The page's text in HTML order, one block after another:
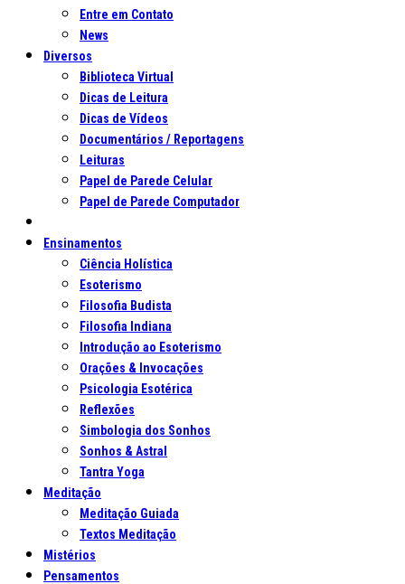
Entre em Contato
News
Diversos
Biblioteca Virtual
Dicas de Leitura
Dicas de Vídeos
Documentários / Reportagens
Leituras
Papel de Parede Celular
Papel de Parede Computador
Ensinamentos
Ciência Holística
Esoterismo
Filosofia Budista
Filosofia Indiana
Introdução ao Esoterismo
Orações & Invocações
Psicologia Esotérica
Reflexões
Simbologia dos Sonhos
Sonhos & Astral
Tantra Yoga
Meditação
Meditação Guiada
Textos Meditação
Mistérios
Pensamentos